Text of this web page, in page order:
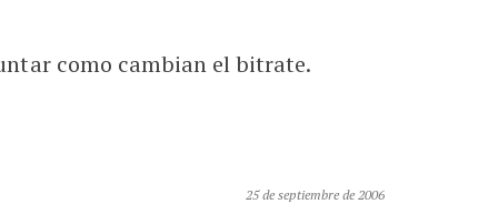
como cambian el bitrate.
25 de septiembre de 2006